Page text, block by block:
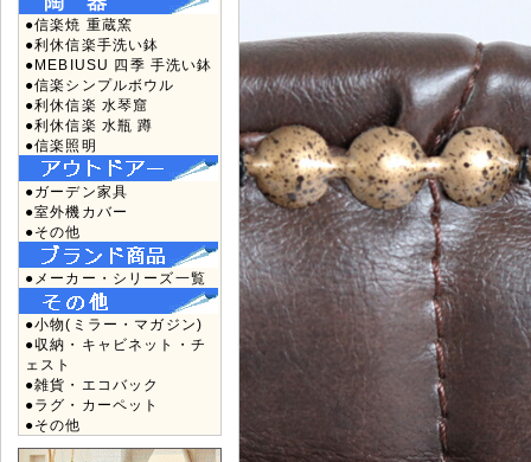
●信楽焼 重蔵窯
●利休信楽手洗い鉢
●MEBIUSU 四季 手洗い鉢
●信楽シンプルボウル
●利休信楽 水琴窟
●利休信楽 水瓶 蹲
●信楽照明
●ガーデン家具
●室外機カバー
●その他
●メーカー・シリーズ一覧
●小物(ミラー・マガジン)
●収納・キャビネット・チ
ェスト
●雑貨・エコバック
●ラグ・カーペット
●その他